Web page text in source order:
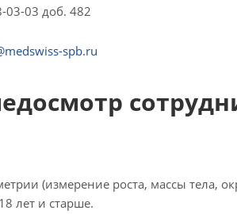
03-03 доб. 482
spb.ru
(измерение роста, массы тела,
лет и старше.